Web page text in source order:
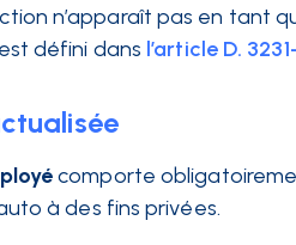
n’apparaît pas en tant
défini dans l’article D.
comporte
à des fins privées.